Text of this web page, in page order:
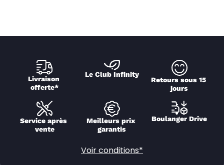
Livraison
offerte*
Le Club Infinity
Retours sous 15
jours
Service après
vente
Meilleurs prix
garantis
Boulanger Drive
Voir conditions*